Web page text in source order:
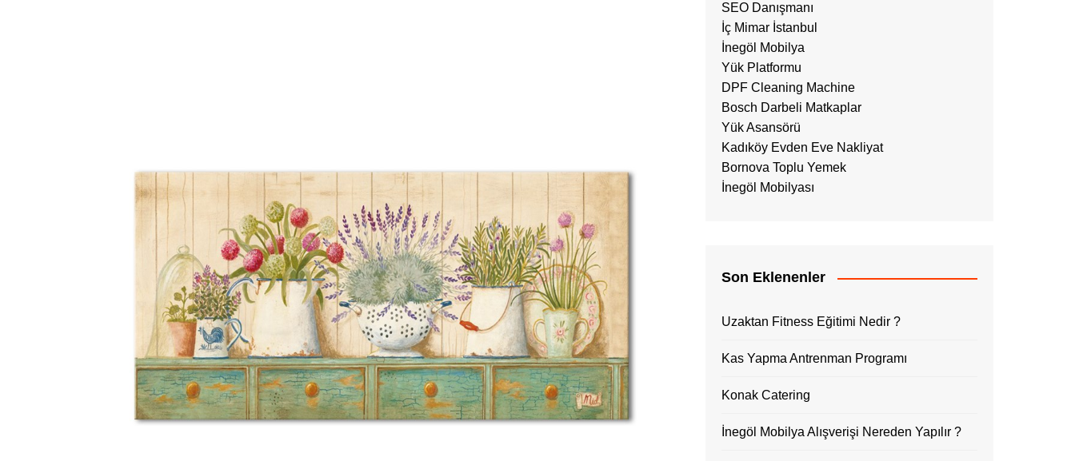
SEO Danışmanı
İç Mimar İstanbul
İnegöl Mobilya
Yük Platformu
DPF Cleaning Machine
Bosch Darbeli Matkaplar
Yük Asansörü
Kadıköy Evden Eve Nakliyat
Bornova Toplu Yemek
İnegöl Mobilyası
Son Eklenenler
Uzaktan Fitness Eğitimi Nedir ?
Kas Yapma Antrenman Programı
Konak Catering
İnegöl Mobilya Alışverişi Nereden Yapılır ?